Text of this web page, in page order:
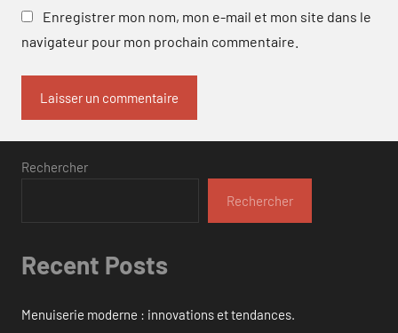
Enregistrer mon nom, mon e-mail et mon site dans le
navigateur pour mon prochain commentaire.
Rechercher
Rechercher
Recent Posts
Menuiserie moderne : innovations et tendances.